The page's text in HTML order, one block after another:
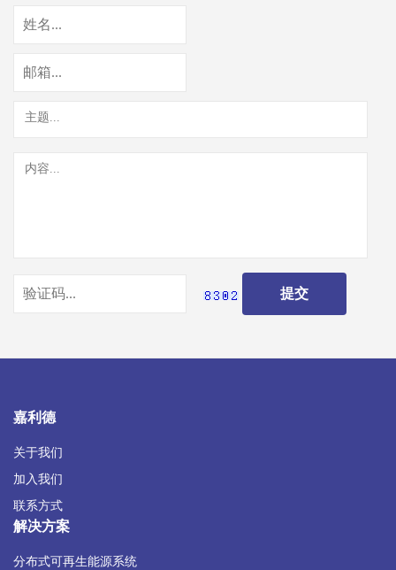
嘉利德
关于我们
加入我们
联系方式
解决方案
分布式可再生能源系统